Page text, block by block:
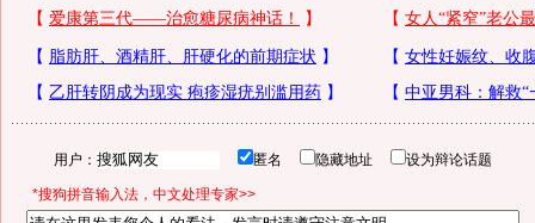
用户： 匿名 隐藏地址 设为辩论话题
*搜狗拼音输入法，中文处理专家>>